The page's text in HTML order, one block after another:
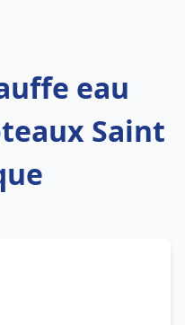
eau
Saint